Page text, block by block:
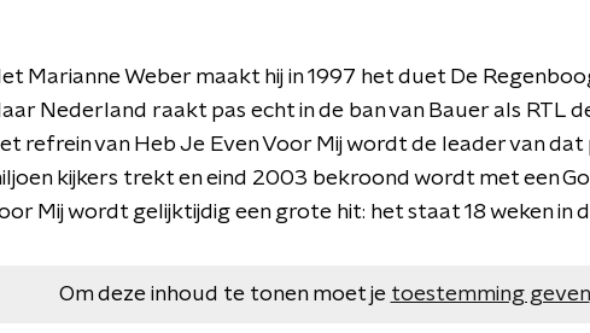
Marianne Weber maakt hij in 1997 het duet De
Nederland raakt pas echt in de ban van Bauer als RTL
refrein van Heb Je Even Voor Mij wordt de leader van
kijkers trekt en eind 2003 bekroond wordt met een
Mij wordt gelijktijdig een grote hit: het staat 18 weken in
Om deze inhoud te tonen moet je toestemming geven